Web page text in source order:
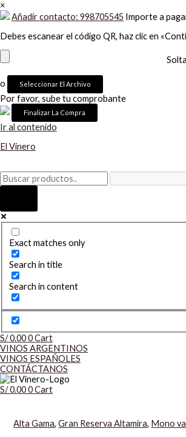
×
Añadir contacto: 998705545 Importe a
Debes escanear el código QR, haz clic en
o Seleccionar El Archivo
Por favor, sube tu comprobante
Ir al contenido
El Vinero
Exact matches only
Search in title
Search in content
S/0.000Cart
VINOS ARGENTINOS
VINOS ESPAÑOLES
CONTÁCTANOS
S/0.000Cart
Alta Gama,Gran Reserva Altamira, Mono